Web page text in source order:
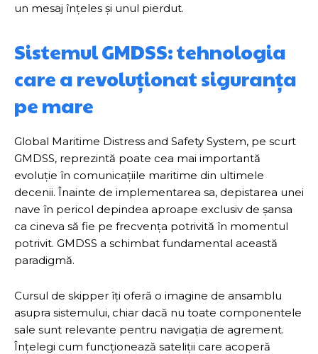
un mesaj înțeles și unul pierdut.
Sistemul GMDSS: tehnologia
care a revoluționat siguranța
pe mare
Global Maritime Distress and Safety System, pe scurt
GMDSS, reprezintă poate cea mai importantă
evoluție în comunicațiile maritime din ultimele
decenii. Înainte de implementarea sa, depistarea unei
nave în pericol depindea aproape exclusiv de șansa
ca cineva să fie pe frecvența potrivită în momentul
potrivit. GMDSS a schimbat fundamental această
paradigmă.
Cursul de skipper îți oferă o imagine de ansamblu
asupra sistemului, chiar dacă nu toate componentele
sale sunt relevante pentru navigația de agrement.
Înțelegi cum funcționează sateliții care acoperă